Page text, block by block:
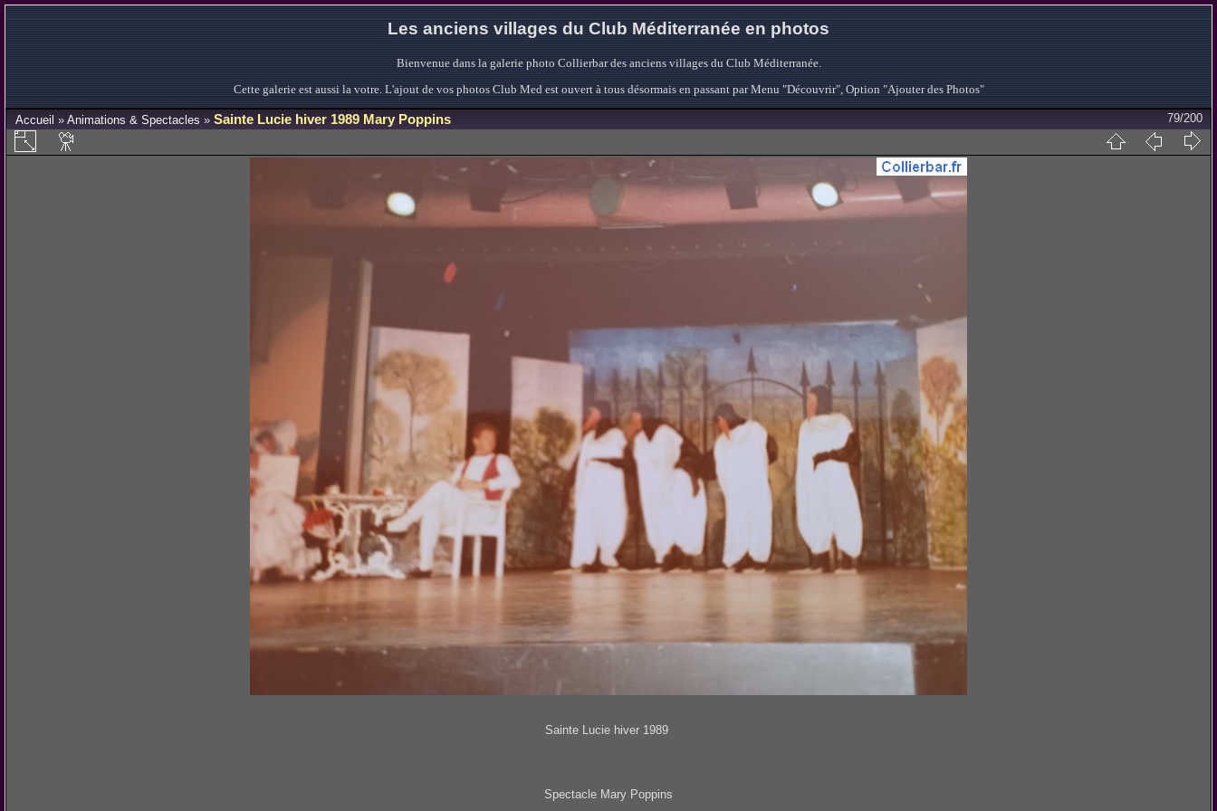
Les anciens villages du Club Méditerranée en photos
Bienvenue dans la galerie photo Collierbar des anciens villages du Club Méditerranée.
Cette galerie est aussi la votre. L'ajout de vos photos Club Med est ouvert à tous désormais en passant par Menu "Découvrir", Option "Ajouter des Photos"
Accueil » Animations & Spectacles » Sainte Lucie hiver 1989 Mary Poppins 79/200
Sainte Lucie hiver 1989
Spectacle Mary Poppins